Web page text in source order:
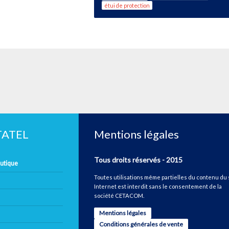
étui de protection
Mentions légales
Tous droits réservés - 2015
Toutes utilisations même partielles du contenu du
Internet est interdit sans le consentement de la
société CETACOM.
Mentions légales
Conditions générales de vente